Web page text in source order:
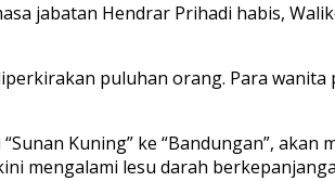
jabatan Hendrar Prihadi habis,
puluhan orang. Para
Kuning” ke “Bandungan”, akan
mengalami lesu darah